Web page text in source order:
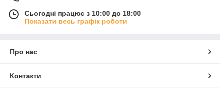
Сьогодні працює з 10:00 до 18:00
Показати весь графік роботи
Про нас
Контакти